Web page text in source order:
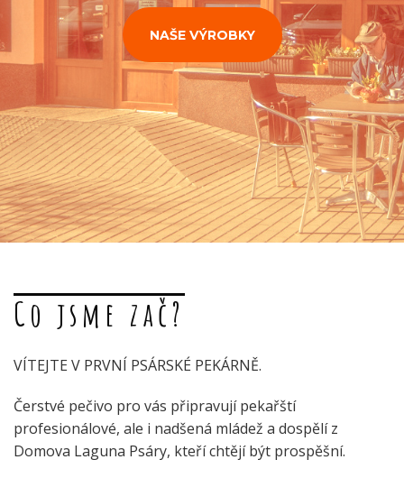
NAŠE VÝROBKY
Co jsme zač?
VÍTEJTE V PRVNÍ PSÁRSKÉ PEKÁRNĚ.
Čerstvé pečivo pro vás připravují pekařští
profesionálové, ale i nadšená mládež a dospělí z
Domova Laguna Psáry, kteří chtějí být prospěšní.